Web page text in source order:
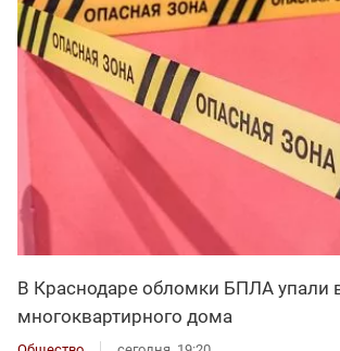
В Краснодаре обломки БПЛА упали
многоквартирного дома